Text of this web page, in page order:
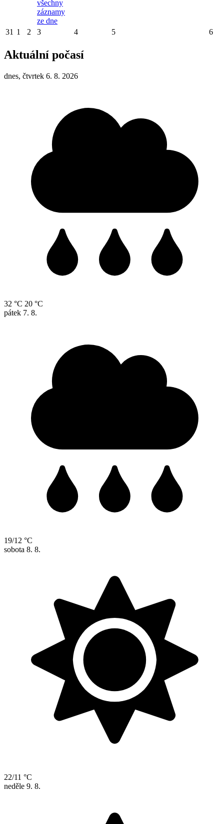
všechny
záznamy
ze dne
31 1 2 3 4 5 6
Aktuální počasí
dnes, čtvrtek 6. 8. 2026
32 °C 20 °C
pátek 7. 8.
19/12 °C
sobota 8. 8.
22/11 °C
neděle 9. 8.